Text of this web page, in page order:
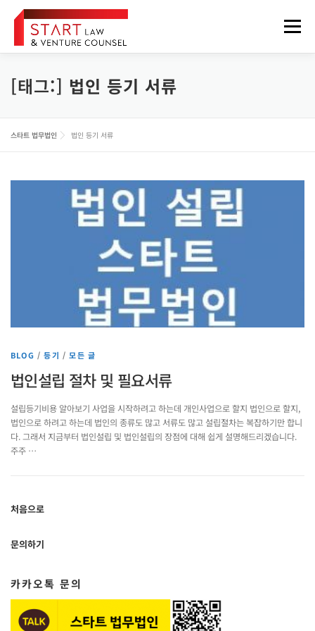
메뉴
법무법인 소개 업무분야 구성원
정보게시판 FOREIGNER
[태그:] 법인 등기 서류
스타트 법무법인 법인 등기 서류
BLOG /등기 /모든 글
법인설립 절차 및 필요서류
설립등기비용 알아보기 사업을 시작하려고 하는데 개인사업으로 할지 법인으로 할지,
법인으로 하려고 하는데 법인의 종류도 많고 서류도 많고 설립절차는 복잡하기만 합니
다. 그래서 지금부터 법인설립 및 법인설립의 장점에 대해 쉽게 설명해드리겠습니다.
주주 …
처음으로
문의하기
카카오톡 문의